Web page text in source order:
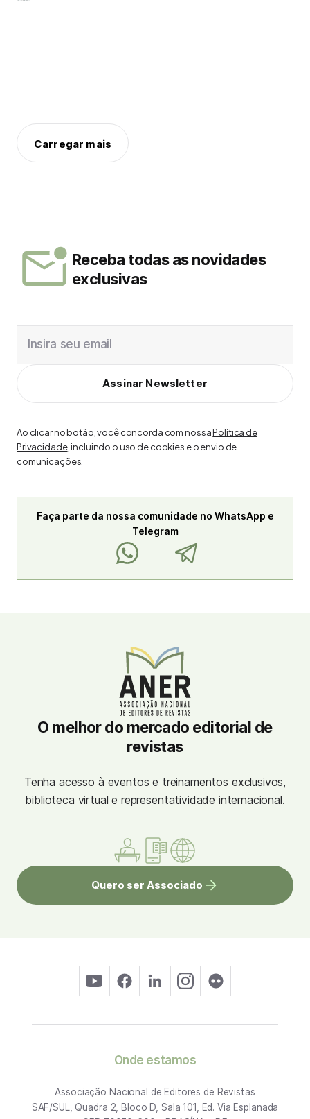
Carregar mais
Receba todas as novidades
exclusivas
Insira seu email
Assinar Newsletter
Ao clicar no botão, você concorda com nossaPolítica de
Privacidade, incluindo o uso de cookies e o envio de
comunicações.
Faça parte da nossa comunidade no WhatsApp e
Telegram
O melhor do mercado editorial de
revistas
Tenha acesso à eventos e treinamentos exclusivos,
biblioteca virtual e representatividade internacional.
Quero ser Associado
Onde estamos
Associação Nacional de Editores de Revistas
SAF/SUL, Quadra 2, Bloco D, Sala 101, Ed. Via Esplanada